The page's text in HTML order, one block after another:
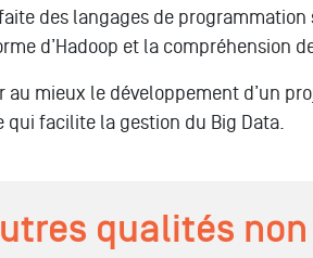
des langages de programmation
d’Hadoop et la compréhension
au mieux le développement d’un
qui facilite la gestion du Big Data.
qualités